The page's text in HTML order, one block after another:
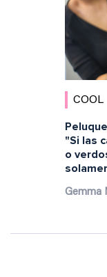
COOL
"Si las
o
Gemma